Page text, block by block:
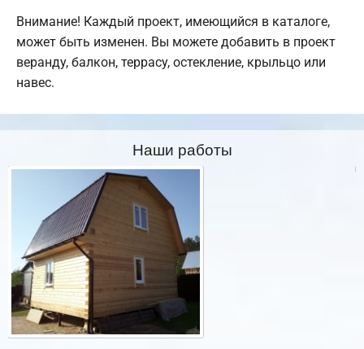
Внимание! Каждый проект, имеющийся в каталоге,
может быть изменен. Вы можете добавить в проект
веранду, балкон, террасу, остекление, крыльцо или
навес.
Наши работы